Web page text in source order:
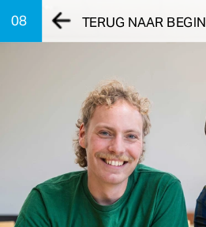
TERUG NAAR BEGIN
08